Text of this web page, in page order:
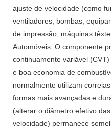
ajuste de velocidade (como
ventiladores, bombas,
de impressão, máquinas
Automóveis: O componente
continuamente variável
e boa economia de
normalmente utilizam
formas mais avançadas e
(alterar o diâmetro efetivo
velocidade) permanece